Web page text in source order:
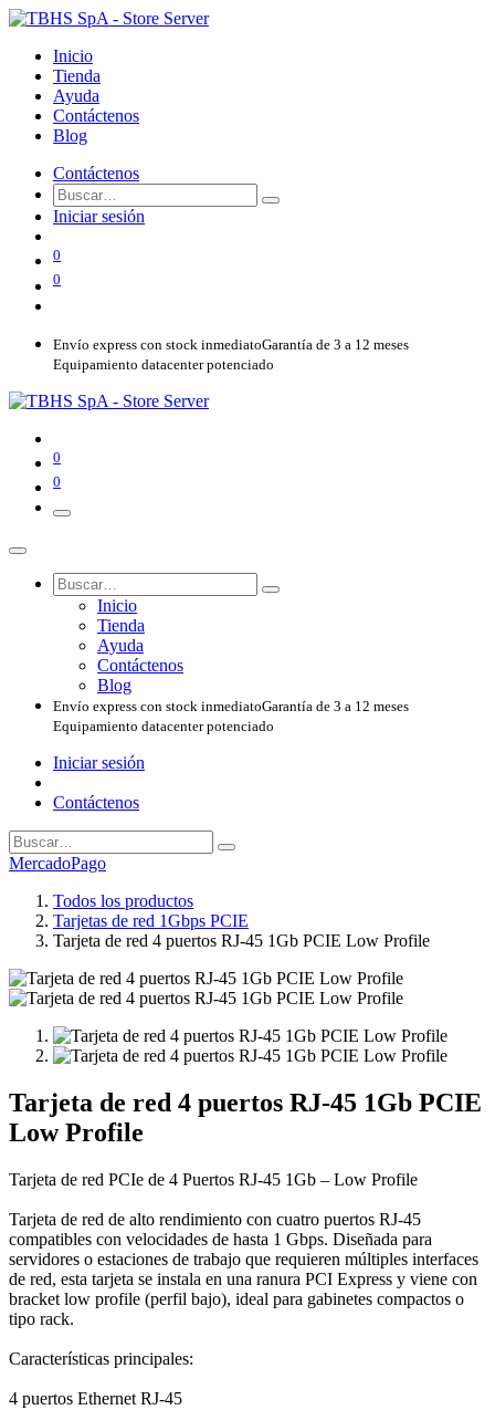
Inicio
Tienda
Ayuda
Contáctenos
Blog
Contáctenos
Iniciar sesión
0
0
Envío express con stock inmediatoGarantía de 3 a 12 meses
Equipamiento datacenter potenciado
0
0
Inicio
Tienda
Ayuda
Contáctenos
Blog
Envío express con stock inmediatoGarantía de 3 a 12 meses
Equipamiento datacenter potenciado
Iniciar sesión
Contáctenos
MercadoPago
Todos los productos
Tarjetas de red 1Gbps PCIE
Tarjeta de red 4 puertos RJ-45 1Gb PCIE Low Profile
Tarjeta de red 4 puertos RJ-45 1Gb PCIE
Low Profile
Tarjeta de red PCIe de 4 Puertos RJ-45 1Gb – Low Profile
Tarjeta de red de alto rendimiento con cuatro puertos RJ-45
compatibles con velocidades de hasta 1 Gbps. Diseñada para
servidores o estaciones de trabajo que requieren múltiples interfaces
de red, esta tarjeta se instala en una ranura PCI Express y viene con
bracket low profile (perfil bajo), ideal para gabinetes compactos o
tipo rack.
Características principales:
4 puertos Ethernet RJ-45